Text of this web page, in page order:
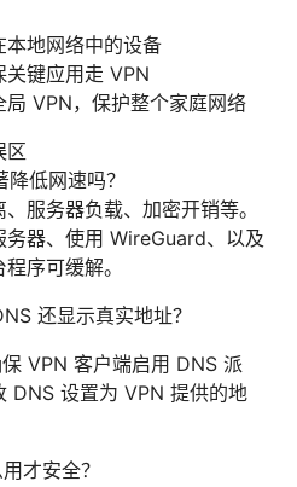
本地网络中的设备
关键应用走 VPN
VPN，保护整个家庭网络
区
低网速吗？
服务器负载、加密开销等。
务器、使用 WireGuard、以及
序可缓解。
还显示真实地址？
VPN 客户端启用 DNS 派
DNS 设置为 VPN 提供的地
才安全？